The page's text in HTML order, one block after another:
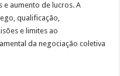
e aumento de lucros. A
qualificação,
e limites ao
da negociação coletiva